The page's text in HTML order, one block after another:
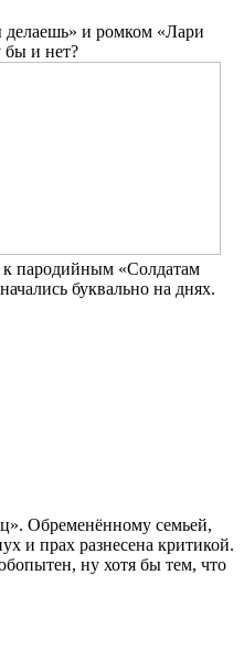
и ромком «Лари
бы и нет?
к пародийным «Солдатам
буквально на днях.
Обременённому семьей,
и прах разнесена критикой.
ну хотя бы тем, что